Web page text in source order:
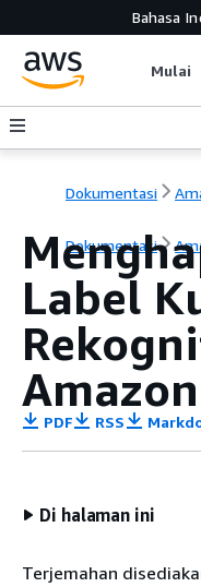
Bahasa
Mulai
Dokumentasi
Dokumentasi
Label
Amazon
PDF RSS
Di halaman ini
Terjemahan